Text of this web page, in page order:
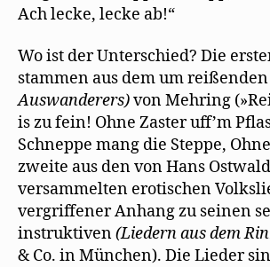
Ach lecke, lecke ab!“
Wo ist der Unterschied? Die
stammen aus dem um reißenden
Auswanderers)von Mehring
is zu fein! Ohne Zaster uff’m
Schneppe mang die Steppe,
zweite aus den von Hans Ostwald
versammelten erotischen
vergriffener Anhang zu seinen
instruktiven(Liedernaus dem
& Co. in München). Die Lieder